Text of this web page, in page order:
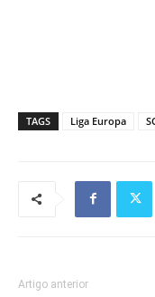
TAGS Liga Europa
Artigo anterior